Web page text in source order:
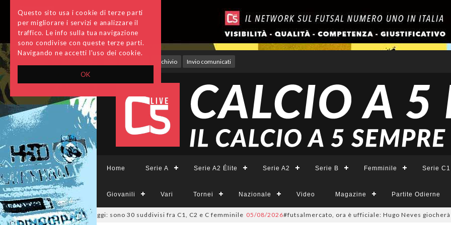
OK
Questo sito usa i cookie di terze parti
per migliorare i servizi e analizzare il
traffico. Le info sulla tua navigazione
sono condivise con queste terze parti.
Navigando ne accetti l'uso dei cookie.
Archivio Invio comunicati
Home Serie A Serie A2 Élite Serie A2 Serie B Femminile Serie C1
Giovanili Vari Tornei Nazionale Video Magazine Partite Odierne
deliberati i ripescaggi: sono 30 suddivisi fra C1, C2 e C femminile 05/08/2026#futsalmercato, ora è ufficiale: Hugo Neves giocherà nel